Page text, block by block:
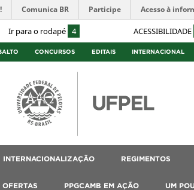
Ir para o rodapé 4 ACESSIBILIDADE
Comunica BR Participe Acesso à
CONCURSOS EDITAIS INTERNACIONAL
INTERNACIONALIZAÇÃO REGIMENTOS
OFERTAS PPGCAMB EM AÇÃO UM